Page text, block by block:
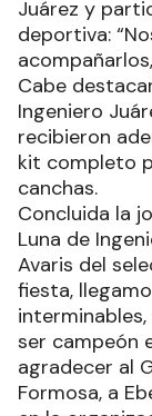
Juárez y
deportiva:
Cabe
Ingeniero
recibieron
kit completo
canchas.
Concluida la
Luna de
Avaris del
fiesta,
ser campeón
agradecer al
Formosa, a